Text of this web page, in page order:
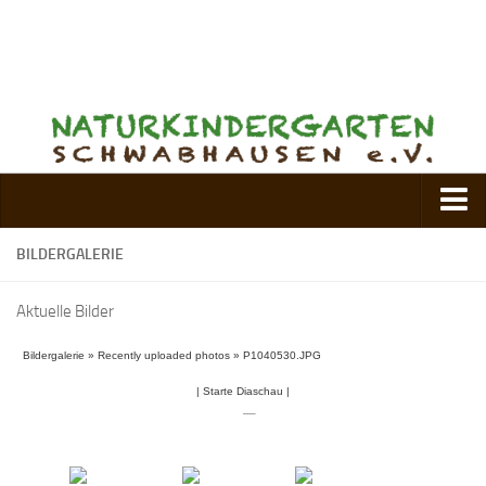
Verein
Kontakt
Vorstand
Nachmittagsgruppe
BILDERGALERIE
Aktuelle Bilder
Bildergalerie » Recently uploaded photos » P1040530.JPG
| Starte Diaschau |